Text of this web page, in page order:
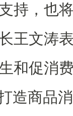
，也将
王文涛
和促消
造商品